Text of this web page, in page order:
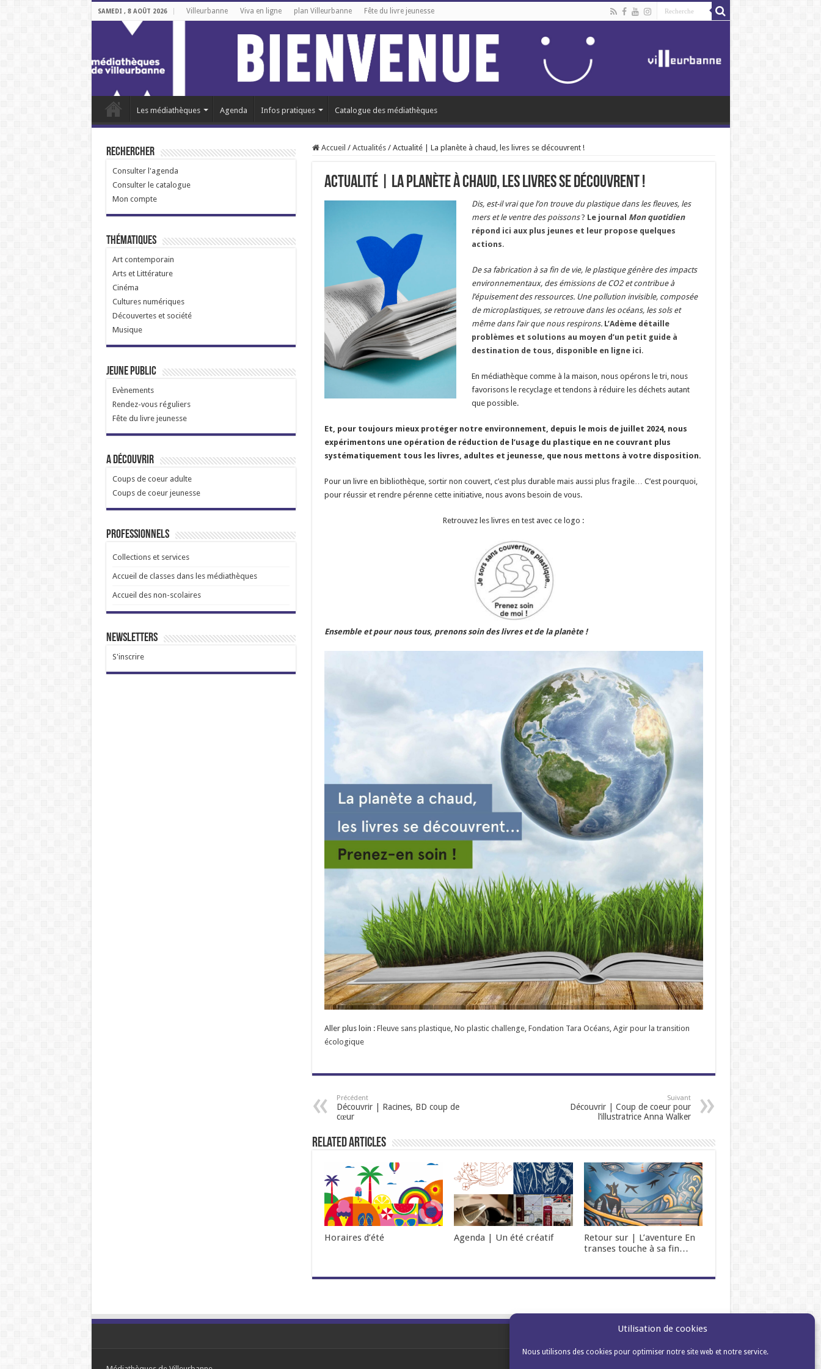
Utilisation de cookies
Nous utilisons des cookies pour optimiser notre site web et notre service.
SAMEDI , 8 AOÛT 2026 Villeurbanne Viva en ligne plan Villeurbanne Fête du livre jeunesse
Les médiathèques Agenda Infos pratiques Catalogue des médiathèques
Accueil / Actualités / Actualité | La planète à chaud, les livres se découvrent !
Actualité | La planète à chaud, les livres se découvrent !
Dis, est-il vrai que l’on trouve du plastique dans les fleuves, les
mers et le ventre des poissons? Le journal Mon quotidien
répond ici aux plus jeunes et leur propose quelques
actions.
De sa fabrication à sa fin de vie, le plastique génère des impacts
environnementaux, des émissions de CO2 et contribue à
l’épuisement des ressources. Une pollution invisible, composée
de microplastiques, se retrouve dans les océans, les sols et
même dans l’air que nous respirons. L’Adème détaille
problèmes et solutions au moyen d’un petit guide à
destination de tous, disponible en ligne ici.
En médiathèque comme à la maison, nous opérons le tri, nous
favorisons le recyclage et tendons à réduire les déchets autant
que possible.
Et, pour toujours mieux protéger notre environnement, depuis le mois de juillet 2024, nous
expérimentons une opération de réduction de l’usage du plastique en ne couvrant plus
systématiquement tous les livres, adultes et jeunesse, que nous mettons à votre disposition.
Pour un livre en bibliothèque, sortir non couvert, c’est plus durable mais aussi plus fragile… C’est pourquoi,
pour réussir et rendre pérenne cette initiative, nous avons besoin de vous.
Retrouvez les livres en test avec ce logo :
Ensemble et pour nous tous, prenons soin des livres et de la planète !
Aller plus loin : Fleuve sans plastique, No plastic challenge, Fondation Tara Océans, Agir pour la transition
écologique
Précédent
Découvrir | Racines, BD coup de
cœur
Suivant
Découvrir | Coup de coeur pour
l’illustratrice Anna Walker
Related Articles
Horaires d’été Agenda | Un été créatif
Retour sur | L’aventure En
transes touche à sa fin…
Rechercher
Consulter l'agenda
Consulter le catalogue
Mon compte
Thématiques
Art contemporain
Arts et Littérature
Cinéma
Cultures numériques
Découvertes et société
Musique
Jeune public
Evènements
Rendez-vous réguliers
Fête du livre jeunesse
A découvrir
Coups de coeur adulte
Coups de coeur jeunesse
Professionnels
Collections et services
Accueil de classes dans les médiathèques
Accueil des non-scolaires
Newsletters
S'inscrire